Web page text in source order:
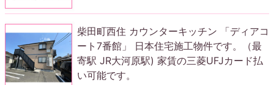
柴田町西住 カウンターキッチン 「ディアコ
ート7番館」 日本住宅施工物件です。（最
寄駅 JR大河原駅) 家賃の三菱UFJカード払
い可能です。